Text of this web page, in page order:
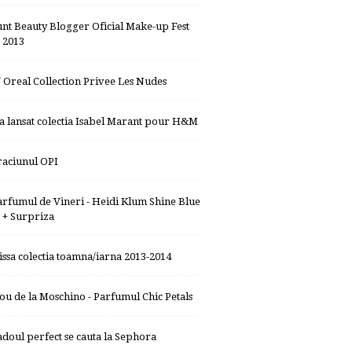
Beauty Blogger Oficial Make-up Fest
2013
Collection Privee Les Nudes
lansat colectia Isabel Marant pour H&M
OPI
de Vineri - Heidi Klum Shine Blue
+ Surpriza
colectia toamna/iarna 2013-2014
de la Moschino - Parfumul Chic Petals
perfect se cauta la Sephora